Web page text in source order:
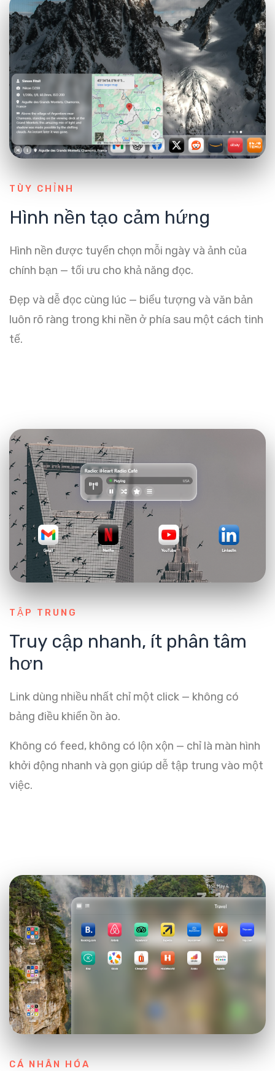
TÙY CHỈNH
Hình nền tạo cảm hứng
Hình nền được tuyển chọn mỗi ngày và ảnh của
chính bạn — tối ưu cho khả năng đọc.
Đẹp và dễ đọc cùng lúc — biểu tượng và văn bản
luôn rõ ràng trong khi nền ở phía sau một cách tinh
tế.
TẬP TRUNG
Truy cập nhanh, ít phân tâm
hơn
Link dùng nhiều nhất chỉ một click — không có
bảng điều khiển ồn ào.
Không có feed, không có lộn xộn — chỉ là màn hình
khởi động nhanh và gọn giúp dễ tập trung vào một
việc.
CÁ NHÂN HÓA